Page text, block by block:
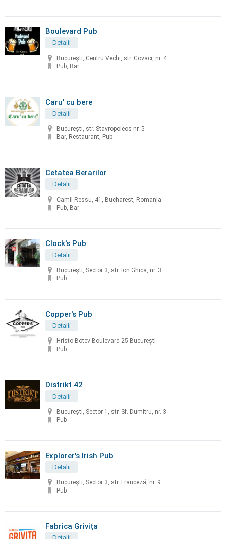
Boulevard Pub
Detalii
București, Centru Vechi, str. Covaci, nr. 4
Pub, Bar
Caru' cu bere
Detalii
București, str. Stavropoleos nr. 5
Bar, Restaurant, Pub
Cetatea Berarilor
Detalii
Camil Ressu, 41, Bucharest, Romania
Pub, Bar
Clock's Pub
Detalii
București, Sector 3, str. Ion Ghica, nr. 3
Pub
Copper's Pub
Detalii
Hristo Botev Boulevard 25 București
Pub
Distrikt 42
Detalii
București, Sector 1, str. Sf. Dumitru, nr. 3
Pub
Explorer's Irish Pub
Detalii
București, Sector 3, str. Franceză, nr. 9
Pub
Fabrica Grivița